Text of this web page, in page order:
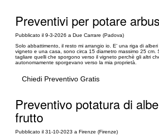
Preventivi per potare
Pubblicato il 9-3-2026 a Due Carrare (Padova)
Solo abbattimento, il resto mi arrangio io. E' una riga di
vigneto e una casa, sono circa 15 diametro massimo 25 cm.
tagliare quelli che sporgono verso il vigneto perchè gli altri
autonomamente sporgevano verso la mia proprietà.
Chiedi Preventivo Gratis
Preventivo potatura di
frutto
Pubblicato il 31-10-2023 a Firenze (Firenze)